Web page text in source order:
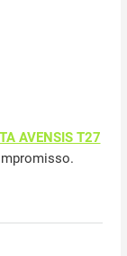
AVENSIS T27